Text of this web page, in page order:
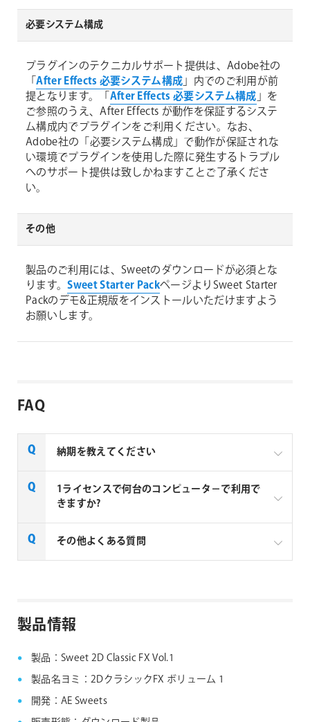
必要システム構成
プラグインのテクニカルサポート提供は、Adobe社の
「After Effects 必要システム構成」内でのご利用が前
提となります。「 After Effects 必要システム構成」を
ご参照のうえ、After Effects が動作を保証するシステ
ム構成内でプラグインをご利用ください。なお、
Adobe社の「必要システム構成」で動作が保証されな
い環境でプラグインを使用した際に発生するトラブル
へのサポート提供は致しかねますことご了承くださ
い。
その他
製品のご利用には、Sweetのダウンロードが必須とな
ります。Sweet Starter PackページよりSweet Starter
Packのデモ&正規版をインストールいただけますよう
お願いします。
FAQ
納期を教えてください
AE Sweets社の全製品はご注文から1～2営業日での納
品となります。
1ライセンスで何台のコンピュータ－で利用で
きますか?
1ライセンスにつき、1台のコンピューターでご利用い
その他よくある質問
製品情報
製品：Sweet 2D Classic FX Vol.1
製品名ヨミ：2DクラシックFX ボリューム 1
開発：AE Sweets